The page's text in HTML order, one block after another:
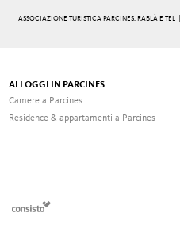
ASSOCIAZIONE TURISTICA PARCINES, RABLÀ E TEL |
ALLOGGI IN PARCINES
Camere a Parcines
Residence & appartamenti a Parcines